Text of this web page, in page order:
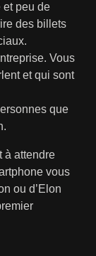
et peu de
des billets
Vous
et qui sont
que
à attendre
vous
ou d’Elon